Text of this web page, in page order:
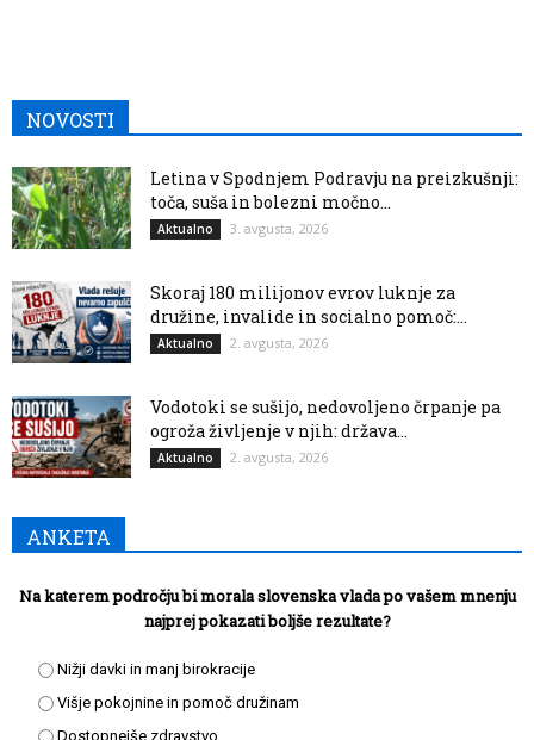
NOVOSTI
Letina v Spodnjem Podravju na preizkušnji:
toča, suša in bolezni močno...
Aktualno 3. avgusta, 2026
Skoraj 180 milijonov evrov luknje za
družine, invalide in socialno pomoč:...
Aktualno 2. avgusta, 2026
Vodotoki se sušijo, nedovoljeno črpanje pa
ogroža življenje v njih: država...
Aktualno 2. avgusta, 2026
ANKETA
Na katerem področju bi morala slovenska vlada po vašem mnenju
najprej pokazati boljše rezultate?
Nižji davki in manj birokracije
Višje pokojnine in pomoč družinam
Dostopnejše zdravstvo